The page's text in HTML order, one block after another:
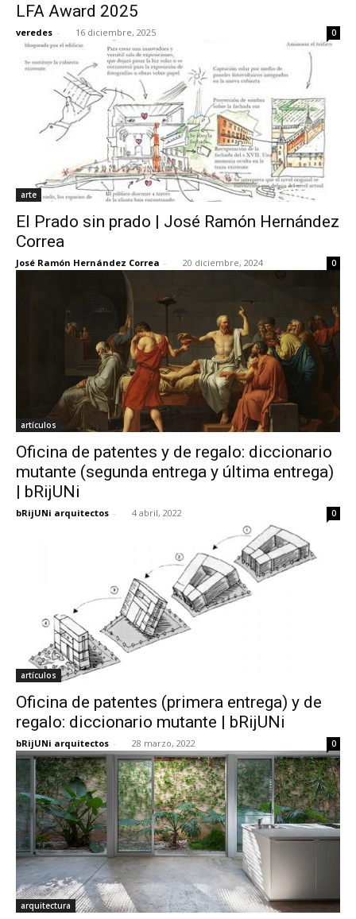
LFA Award 2025
veredes - 16 diciembre, 2025 0
arte
El Prado sin prado | José Ramón Hernández
Correa
José Ramón Hernández Correa - 20 diciembre, 2024 0
artículos
Oficina de patentes y de regalo: diccionario
mutante (segunda entrega y última entrega)
| bRijUNi
bRijUNi arquitectos - 4 abril, 2022 0
artículos
Oficina de patentes (primera entrega) y de
regalo: diccionario mutante | bRijUNi
bRijUNi arquitectos - 28 marzo, 2022 0
arquitectura